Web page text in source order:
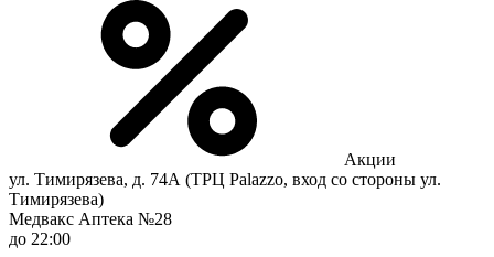
Акции
ул. Тимирязева, д. 74А (ТРЦ Palazzo, вход со стороны ул.
Тимирязева)
Медвакс Аптека №28
до 22:00